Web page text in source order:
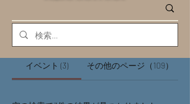
イベント (3) その他のページ（109）